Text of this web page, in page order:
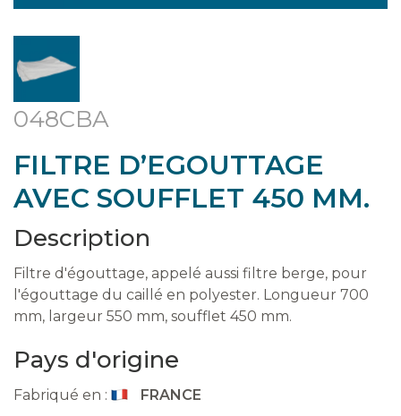
048CBA
FILTRE D’EGOUTTAGE
AVEC SOUFFLET 450 MM.
Description
Filtre d'égouttage, appelé aussi filtre berge, pour
l'égouttage du caillé en polyester. Longueur 700
mm, largeur 550 mm, soufflet 450 mm.
Pays d'origine
Fabriqué en : FRANCE